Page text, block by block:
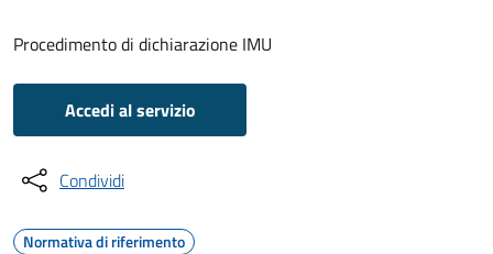
Procedimento di dichiarazione IMU
Accedi al servizio
Condividi
Normativa di riferimento